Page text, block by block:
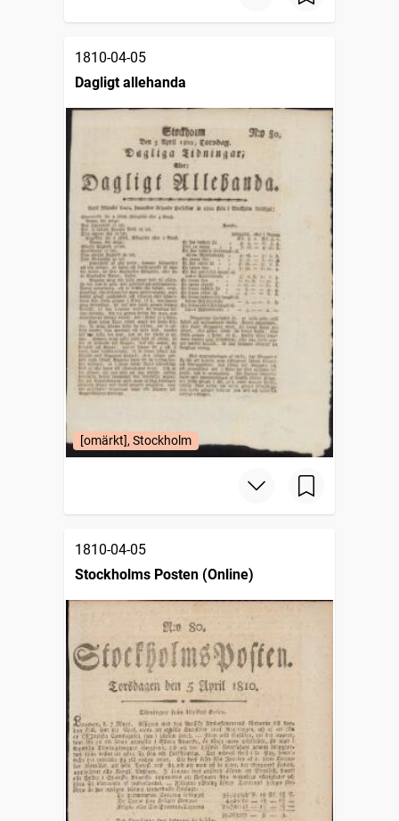
1810-04-05
Dagligt allehanda
[omärkt], Stockholm
1810-04-05
Stockholms Posten (Online)